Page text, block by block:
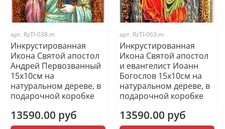
арт. RzTI-038.m
Инкрустированная
Икона Святой апостол
Андрей Первозванный
15х10см на
натуральном дереве, в
подарочной коробке
13590.00 руб
арт. RzTI-063.m
Инкрустированная
Икона Святой апостол
и евангелист Иоанн
Богослов 15х10см на
натуральном дереве, в
подарочной коробке
13590.00 руб